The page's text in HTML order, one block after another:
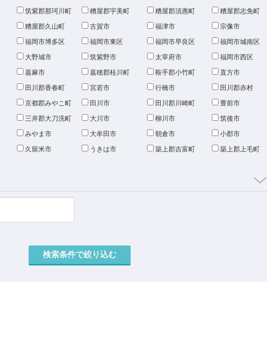
筑紫郡那珂川町 糟屋郡宇美町 糟屋郡須惠町
糟屋郡志免町
糟屋郡久山町 古賀市 福津市
宗像市
福岡市博多区 福岡市東区 福岡市早良区
福岡市城南区
大野城市 筑紫野市 太宰府市
福岡市西区
嘉麻市 嘉穂郡桂川町 鞍手郡小竹町
直方市
田川郡香春町 宮若市 行橋市
田川郡赤村
京都郡みやこ町 田川市 田川郡川崎町
豊前市
三井郡大刀洗町 大川市 柳川市
筑後市
みやま市 大牟田市 朝倉市
小郡市
久留米市 うきは市 築上郡吉富町 築上郡上毛町